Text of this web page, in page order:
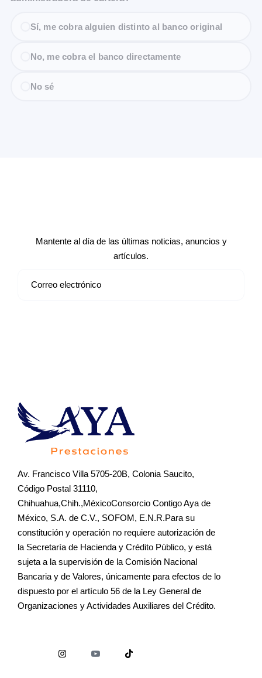
Sí, me cobra alguien distinto al banco original
No, me cobra el banco directamente
No sé
Mantente al día de las últimas noticias, anuncios y
artículos.
Av. Francisco Villa 5705-20B, Colonia Saucito,
Código Postal 31110,
Chihuahua,Chih.,MéxicoConsorcio Contigo Aya de
México, S.A. de C.V., SOFOM, E.N.R.Para su
constitución y operación no requiere autorización de
la Secretaría de Hacienda y Crédito Público, y está
sujeta a la supervisión de la Comisión Nacional
Bancaria y de Valores, únicamente para efectos de lo
dispuesto por el artículo 56 de la Ley General de
Organizaciones y Actividades Auxiliares del Crédito.